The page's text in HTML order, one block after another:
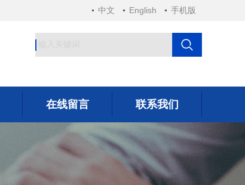
中文 English 手机版
在线留言 联系我们